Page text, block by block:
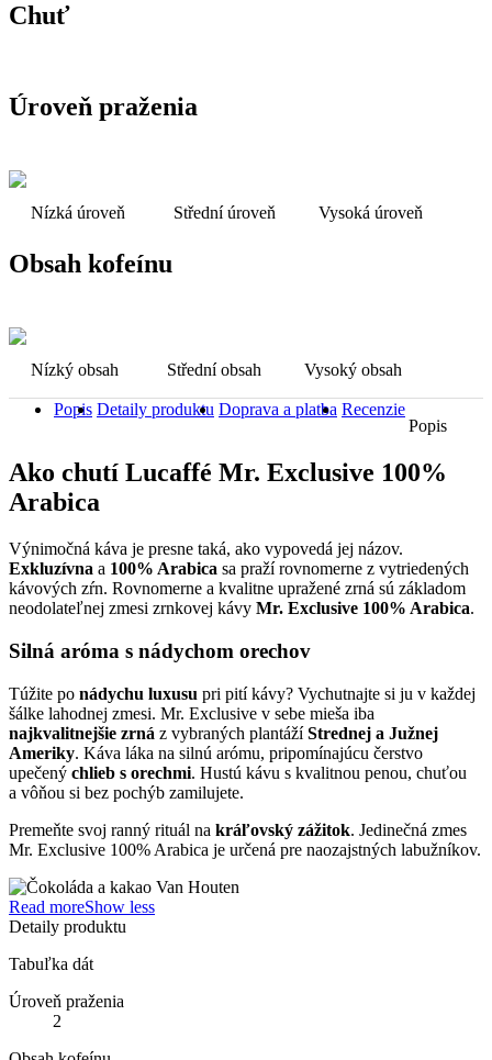
Chuť
Úroveň praženia
Nízká úroveň Střední úroveň Vysoká úroveň
Obsah kofeínu
Nízký obsah Střední obsah Vysoký obsah
Popis Detaily produktu Doprava a platba Recenzie
Popis
Ako chutí Lucaffé Mr. Exclusive 100%
Arabica
Výnimočná káva je presne taká, ako vypovedá jej názov.
Exkluzívna a 100% Arabica sa praží rovnomerne z vytriedených
kávových zŕn. Rovnomerne a kvalitne upražené zrná sú základom
neodolateľnej zmesi zrnkovej kávy Mr. Exclusive 100% Arabica.
Silná aróma s nádychom orechov
Túžite po nádychu luxusu pri pití kávy? Vychutnajte si ju v každej
šálke lahodnej zmesi. Mr. Exclusive v sebe mieša iba
najkvalitnejšie zrná z vybraných plantážíStrednej a Južnej
Ameriky. Káva láka na silnú arómu, pripomínajúcu čerstvo
upečený chlieb s orechmi. Hustú kávu s kvalitnou penou, chuťou
a vôňou si bez pochýb zamilujete.
Premeňte svoj ranný rituál na kráľovský zážitok. Jedinečná zmes
Mr. Exclusive 100% Arabica je určená pre naozajstných labužníkov.
Read moreShow less
Detaily produktu
Tabuľka dát
Úroveň praženia
2